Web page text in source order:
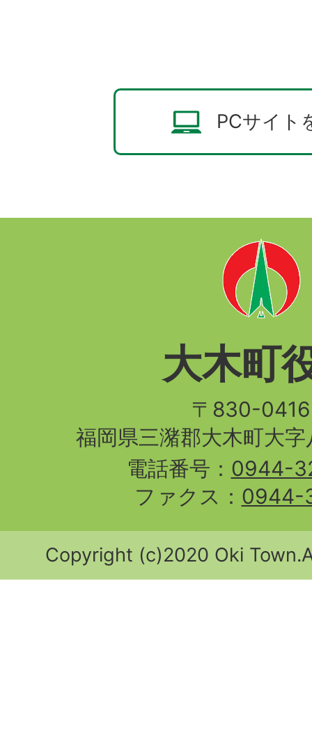
PCサイト
大木町
〒830-
福岡県三潴郡大木町大
電話番号： 0944-
ファクス： 0944-
Copyright (c)2020 Oki